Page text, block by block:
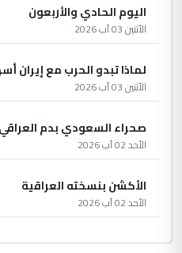
اليوم الحادي والأربعون
الأثنين 03 آب 2026
لماذا تبدو الحرب مع
الأثنين 03 آب 2026
صحراء السعودي بدم
الأحد 02 آب 2026
الأكشن بنسخته العراقية
الأحد 02 آب 2026